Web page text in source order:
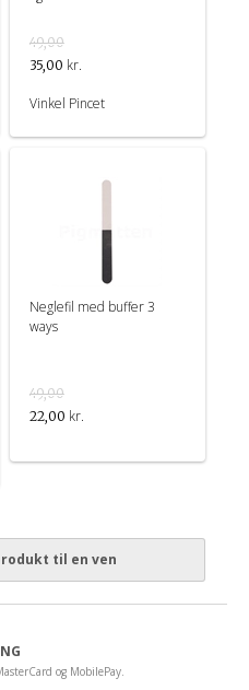
49,00
35,00 kr.
Vinkel Pincet
Neglefil med buffer 3
ways
49,00
22,00 kr.
til en ven
og MobilePay.